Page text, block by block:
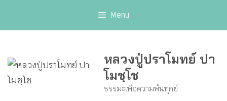
Menu
หลวงปู่ปราโมทย์ ปา
โมชฺโช
ธรรมะเพื่อความพ้นทุกข์